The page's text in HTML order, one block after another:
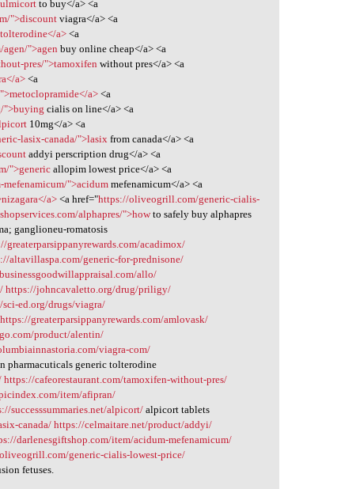
to buy</a> <a
">discount viagra</a> <a
a> <a
">agen buy online cheap</a> <a
pres/">tamoxifen without pres</a> <a
a> <a
a> <a
">buying cialis on line</a> <a
10mg</a> <a
lasix-canada/">lasixfrom canada</a> <a
addyi perscription drug</a> <a
">genericallopim lowest price</a> <a
">acidum mefenamicum</a> <a
a><a href="https://oliveogrill.com/generic-cialis-
alphapres/">howto safely buy alphapres
ganglioneu-romatosis
greaterparsippanyrewards.com/acadimox/
altavillaspa.com/generic-for-prednisone/
allo/
https://johncavaletto.org/drug/priligy/
ed.org/drugs/viagra/
https://greaterparsippanyrewards.com/amlovask/
product/alentin/
viagra-com/
pharmacuticals generic tolterodine
https://cafeorestaurant.com/tamoxifen-without-pres/
item/afipran/
successsummaries.net/alpicort/ alpicort tablets
canada/ https://celmaitare.net/product/addyi/
darlenesgiftshop.com/item/acidum-mefenamicum/
generic-cialis-lowest-price/
fetuses.